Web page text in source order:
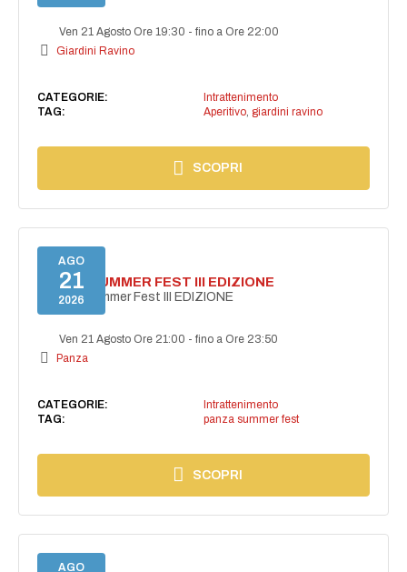
Ven 21 Agosto Ore 19:30 -fino a Ore 22:00
Giardini Ravino
CATEGORIE:
Intrattenimento
TAG:
Aperitivo, giardini ravino
SCOPRI
AGO
21
2026
PANZA SUMMER FEST III EDIZIONE
PANZA Summer Fest III EDIZIONE
Ven 21 Agosto Ore 21:00 -fino a Ore 23:50
Panza
CATEGORIE:
Intrattenimento
TAG:
panza summer fest
SCOPRI
AGO